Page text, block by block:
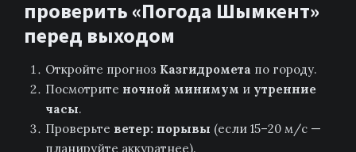
проверить «Погода Шымкент»
перед выходом
Откройте прогноз Казгидромета по городу.
Посмотрите ночной минимум и утренние
часы.
Проверьте ветер: порывы (если 15–20 м/с —
планируйте аккуратнее).